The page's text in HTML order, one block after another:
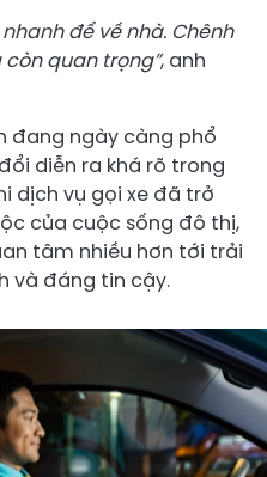
để về nhà. Chênh
quan trọng”, anh
đang ngày càng phổ
diễn ra khá rõ trong
dịch vụ gọi xe đã trở
của cuộc sống đô thị,
tâm nhiều hơn tới trải
và đáng tin cậy.